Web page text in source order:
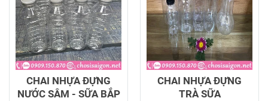
CHAI NHỰA ĐỰNG
NƯỚC SÂM - SỮA BẮP
CHAI NHỰA ĐỰNG
TRÀ SỮA